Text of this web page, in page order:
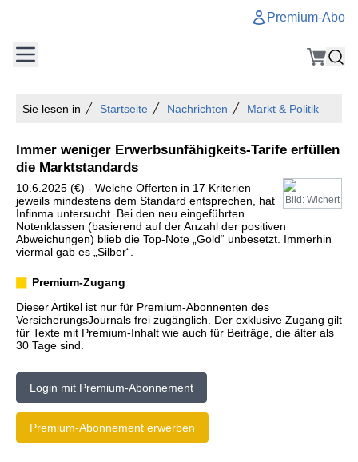
Premium-Abo
Sie lesen in Startseite Nachrichten Markt & Politik
Immer weniger Erwerbsunfähigkeits-Tarife erfüllen
die Marktstandards
Bild: Wichert
10.6.2025 (€) - Welche Offerten in 17 Kriterien
jeweils mindestens dem Standard entsprechen, hat
Infinma untersucht. Bei den neu eingeführten
Notenklassen (basierend auf der Anzahl der positiven
Abweichungen) blieb die Top-Note „Gold“ unbesetzt. Immerhin
viermal gab es „Silber“.
Premium-Zugang
Dieser Artikel ist nur für Premium-Abonnenten des
VersicherungsJournals frei zugänglich. Der exklusive Zugang gilt
für Texte mit Premium-Inhalt wie auch für Beiträge, die älter als
30 Tage sind.
Login mit Premium-Abonnement
Premium-Abonnement erwerben